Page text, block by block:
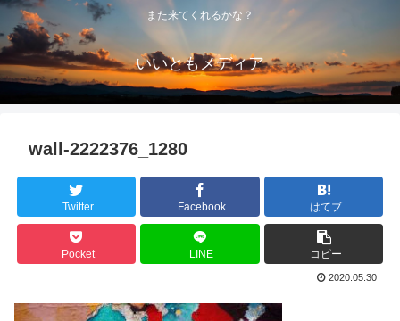
また来てくれるかな？
いいともメディア
wall-2222376_1280
Twitter Facebook はてブ
Pocket LINE コピー
2020.05.30